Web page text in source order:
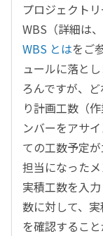
プロジェクト
WBS（詳細は、
WBS とはをご
ュールに落と
ろんですが、
り計画工数（
ンバーをアサ
ての工数予定が
担当になった
実積工数を入
数に対して、
を確認するこ